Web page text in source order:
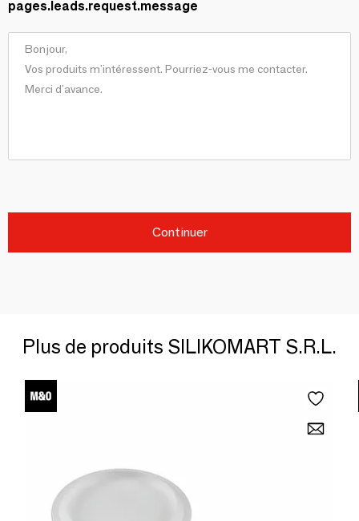
pages.leads.request.message
Continuer
Plus de produits SILIKOMART S.R.L.